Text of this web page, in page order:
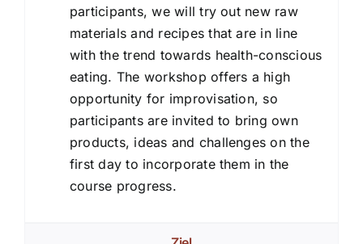
participants, we will try out new raw
materials and recipes that are in line
with the trend towards health-conscious
eating. The workshop offers a high
opportunity for improvisation, so
participants are invited to bring own
products, ideas and challenges on the
first day to incorporate them in the
course progress.